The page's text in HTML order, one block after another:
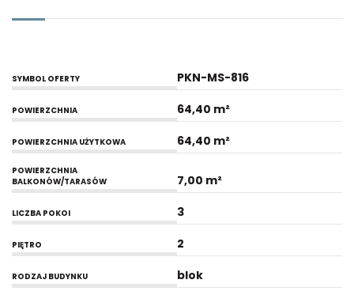
SYMBOL OFERTY PKN-MS-816
POWIERZCHNIA 64,40 m²
POWIERZCHNIA UŻYTKOWA 64,40 m²
POWIERZCHNIA
BALKONÓW/TARASÓW
7,00 m²
LICZBA POKOI 3
PIĘTRO 2
RODZAJ BUDYNKU blok